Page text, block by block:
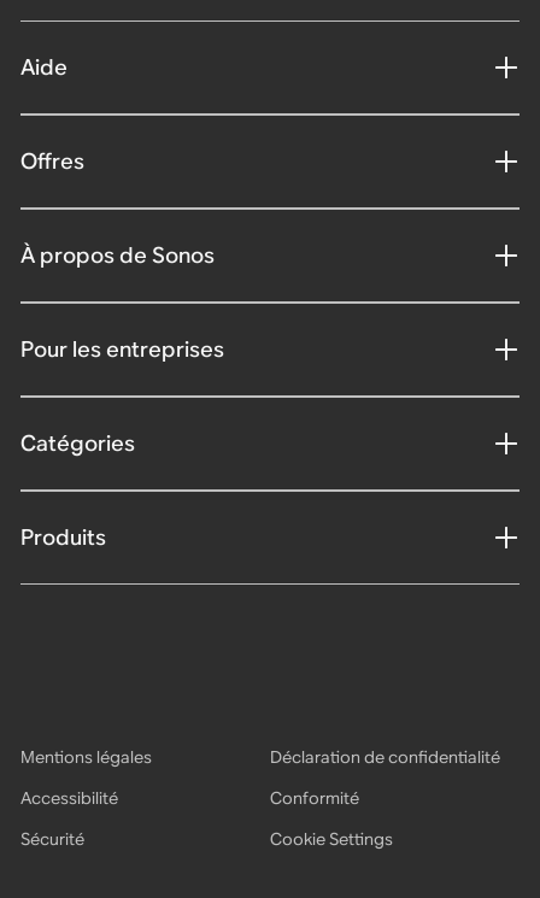
Aide
Offres
À propos de Sonos
Pour les entreprises
Catégories
Produits
Mentions légales
Déclaration de confidentialité
Accessibilité
Conformité
Sécurité
Cookie Settings